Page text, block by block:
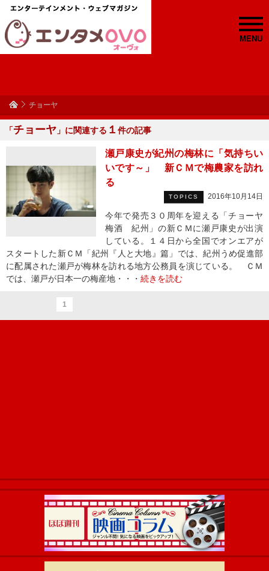
MENU
チョーヤ
「チョーヤ 」に関連する １ 件の記事
瀬戸康史が紀州の梅林に「気持ちい
いです～」 新ＣＭで梅農家を訪れ
る
TOPICS 2016年10月14日
今年で発売３０周年を迎える「チョーヤ
梅酒 紀州」の新ＣＭに瀬戸康史が出演
している。１４日から全国でオンエアが
スタートした新ＣＭ「紀州『人と大地』篇」では、紀州うめ促進部
に配属された瀬戸が梅林を訪れる地方公務員を演じている。 ＣＭ
では、瀬戸が日本一の梅産地・・・ 続きを読む
1